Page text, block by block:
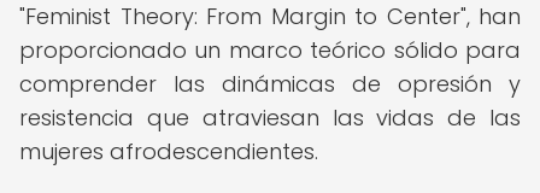
"Feminist Theory: From Margin to Center", han
proporcionado un marco teórico sólido para
comprender las dinámicas de opresión y
resistencia que atraviesan las vidas de las
mujeres afrodescendientes.